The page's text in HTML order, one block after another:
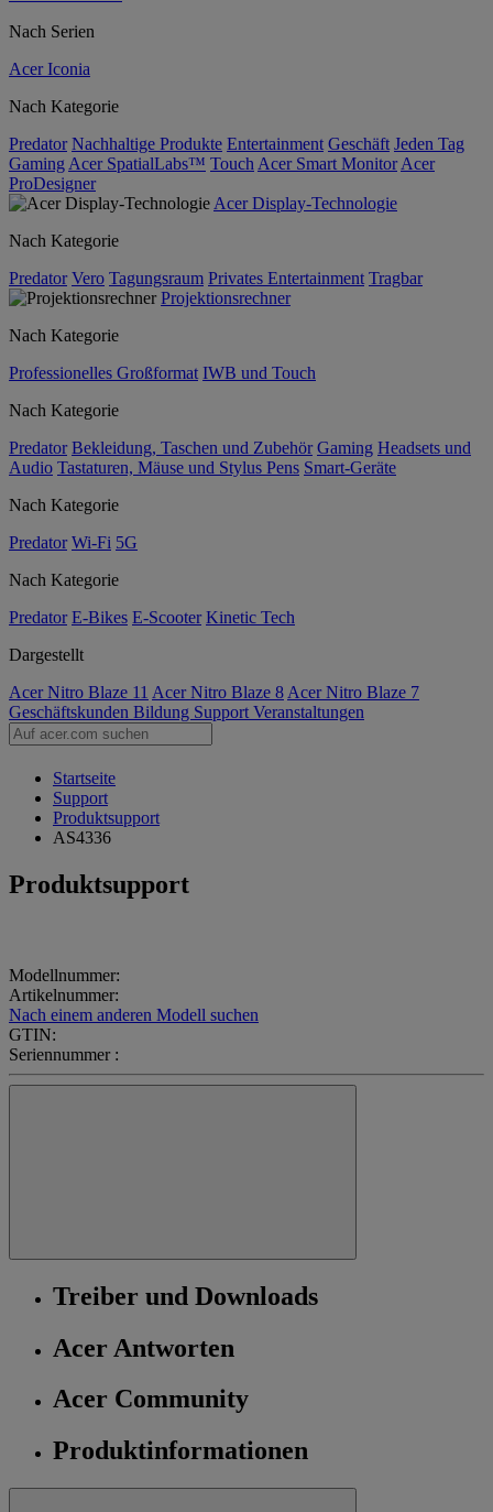
Nach Serien
Acer Iconia
Nach Kategorie
Predator Nachhaltige Produkte Entertainment Geschäft Jeden Tag
Gaming Acer SpatialLabs™ Touch Acer Smart Monitor Acer
ProDesigner
Acer Display-Technologie
Nach Kategorie
Predator Vero Tagungsraum Privates Entertainment Tragbar
Projektionsrechner
Nach Kategorie
Professionelles Großformat IWB und Touch
Nach Kategorie
Predator Bekleidung, Taschen und Zubehör Gaming Headsets und
Audio Tastaturen, Mäuse und Stylus Pens Smart-Geräte
Nach Kategorie
Predator Wi-Fi 5G
Nach Kategorie
Predator E-Bikes E-Scooter Kinetic Tech
Dargestellt
Acer Nitro Blaze 11 Acer Nitro Blaze 8 Acer Nitro Blaze 7
Geschäftskunden Bildung Support Veranstaltungen
Startseite
Support
Produktsupport
AS4336
Produktsupport
Modellnummer:
Artikelnummer:
Nach einem anderen Modell suchen
GTIN:
Seriennummer :
Treiber und Downloads
Acer Antworten
Acer Community
Produktinformationen